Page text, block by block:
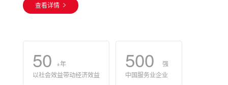
体的综合型实业集团。
司、宁波华茂国际贸易有限公司、宁波华茂教育文化投资有限公
司、浙江华茂置业发展有限公司、
术馆、华茂希尔顿酒店、华茂医院等。
集团成立50余年来，秉持“以社会效益带动经济效益”独特经营哲
造业10强企业、全国文化用品制造行业效益十佳企业、中国民办教
育十大影响力品牌、浙江省服务业百强企业、宁波市百强企业、宁
波市首批总部企业等荣誉。是中国质量、服务、信誉AAA级企业。
查看详情
50
+年
以社会效益带动经济效益
500
强
中国服务业企业